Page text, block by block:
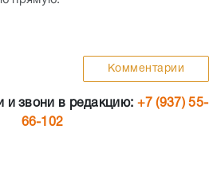
Комментарии
и звони в редакцию: +7 (937) 55-
66-102